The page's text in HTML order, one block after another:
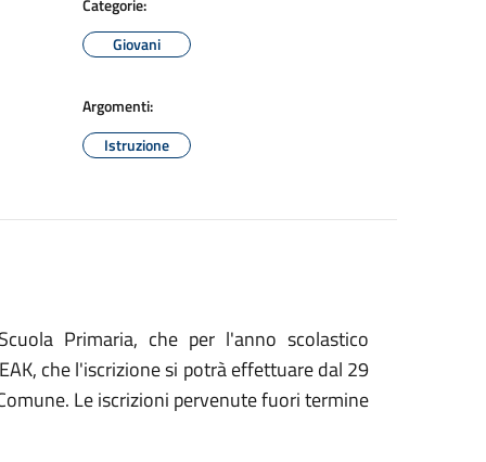
Categorie:
Giovani
Argomenti:
Istruzione
Primaria, che per l'anno scolastico
che l'iscrizione si potrà effettuare dal 29
Le iscrizioni pervenute fuori termine